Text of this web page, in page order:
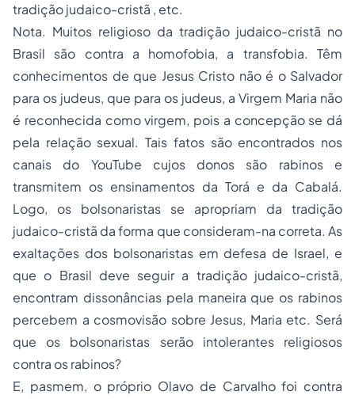
tradição judaico-cristã , etc.
Nota. Muitos religioso da tradição judaico-cristã no
Brasil são contra a homofobia, a transfobia. Têm
conhecimentos de que Jesus Cristo não é o Salvador
para os judeus, que para os judeus, a Virgem Maria não
é reconhecida como virgem, pois a concepção se dá
pela relação sexual. Tais fatos são encontrados nos
canais do YouTube cujos donos são rabinos e
transmitem os ensinamentos da Torá e da Cabalá.
Logo, os bolsonaristas se apropriam da tradição
judaico-cristã da forma que consideram-na correta. As
exaltações dos bolsonaristas em defesa de Israel, e
que o Brasil deve seguir a tradição judaico-cristã,
encontram dissonâncias pela maneira que os rabinos
percebem a cosmovisão sobre Jesus, Maria etc. Será
que os bolsonaristas serão intolerantes religiosos
contra os rabinos?
E, pasmem, o próprio Olavo de Carvalho foi contra